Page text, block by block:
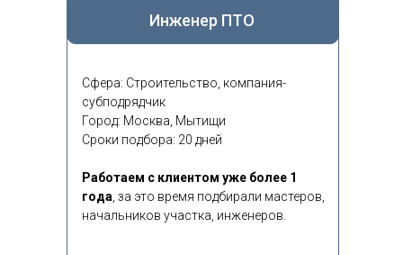
Инженер ПТО
Сфера: Строительство, компания-
субподрядчик
Город: Москва, Мытищи
Сроки подбора: 20 дней
Работаем с клиентом уже более 1
года за это время подбирали мастеров,
начальников участка, инженеров.